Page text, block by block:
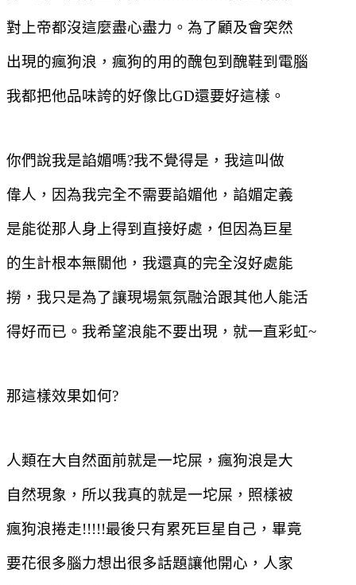
對上帝都沒這麼盡心盡力。為了顧及會突然
出現的瘋狗浪，瘋狗的用的醜包到醜鞋到電腦
我都把他品味誇的好像比GD還要好這樣。
你們說我是諂媚嗎?我不覺得是，我這叫做
偉人，因為我完全不需要諂媚他，諂媚定義
是能從那人身上得到直接好處，但因為巨星
的生計根本無關他，我還真的完全沒好處能
撈，我只是為了讓現場氣氛融洽跟其他人能活
得好而已。我希望浪能不要出現，就一直彩虹~
那這樣效果如何?
人類在大自然面前就是一坨屎，瘋狗浪是大
自然現象，所以我真的就是一坨屎，照樣被
瘋狗浪捲走!!!!!最後只有累死巨星自己，畢竟
要花很多腦力想出很多話題讓他開心，人家